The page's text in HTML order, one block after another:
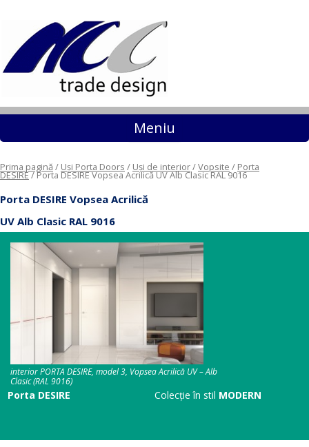
Meniu Sari la conținut
Prima pagină / Uși Porta Doors / Uși de interior/Vopsite / Porta
DESIRE/ Porta DESIRE Vopsea Acrilică UV Alb Clasic RAL 9016
Porta DESIRE Vopsea Acrilică
UV Alb Clasic RAL 9016
interior PORTA DESIRE, model 3, Vopsea Acrilică UV – Alb
Clasic (RAL 9016)
Porta DESIRE Colecție în stil MODERN